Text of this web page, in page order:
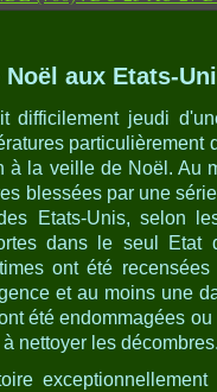
Noël aux Etats-
difficilement jeudi
particulièrement
à la veille de Noël. Au
blessées par une
Etats-Unis, selon
dans le seul Etat
ont été
et au moins une
été endommagées
nettoyer les